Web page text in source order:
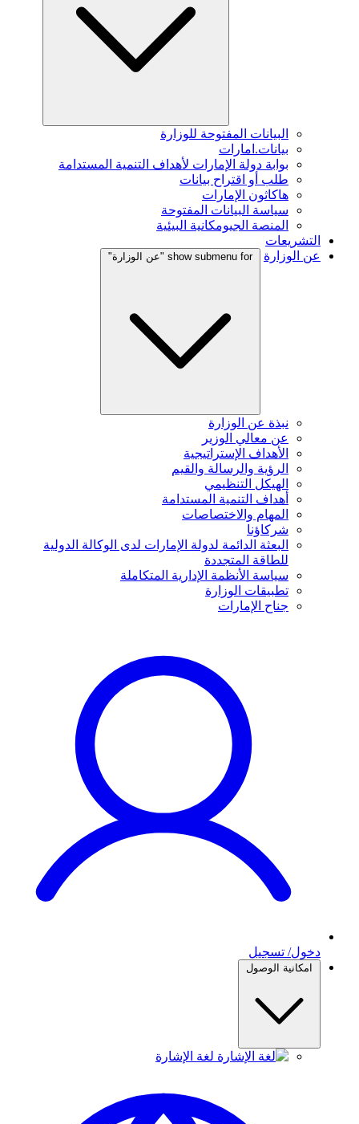
البيانات المفتوحة للوزارة
بيانات.امارات
بوابة دولة الإمارات لأهداف التنمية المستدامة
طلب أو اقتراح بيانات
هاكاثون الإمارات
سياسة البيانات المفتوحة
المنصة الجيومكانية البيئية
التشريعات
عن الوزارة
show submenu for "عن الوزارة"
نبذة عن الوزارة
عن معالي الوزير
الأهداف الإستراتيجية
الرؤية والرسالة والقيم
الهيكل التنظيمي
أهداف التنمية المستدامة
المهام والاختصاصات
شركاؤنا
البعثة الدائمة لدولة الإمارات لدى الوكالة الدولية
للطاقة المتجددة
سياسة الأنظمة الإدارية المتكاملة
تطبيقات الوزارة
جناح الإمارات
دخول/ تسجيل
امكانية الوصول
لغة الإشارة